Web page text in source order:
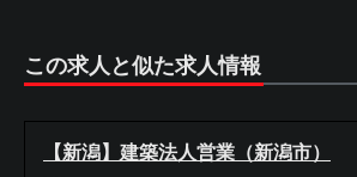
この求人と似た求人情報
【新潟】建築法人営業（新潟市）